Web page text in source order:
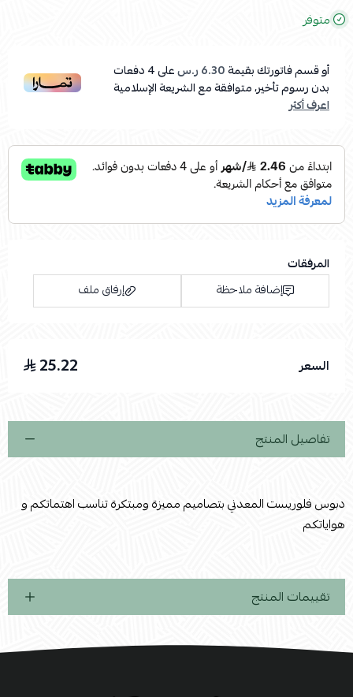
متوفر
أو قسم فاتورتك بقيمة6.30 ر.س على4دفعات
بدون رسوم تأخير، متوافقة مع الشريعة الإسلامية
اعرف أكثر
المرفقات
إضافة ملاحظة
إرفاق ملف
السعر 25.22
تفاصيل المنتج
دبوس فلوريست المعدني بتصاميم مميزة ومبتكرة تناسب اهتماتكم و
هواياتكم
تقييمات المنتج